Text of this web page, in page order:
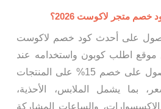
خصم متجر لاكوست 2026؟
على أحدث كود خصم لاكوست
موقع اطلب كوبون واستخدامه عند
الدفع للحصول على خصم 15% على المنتجات
بما يشمل الملابس، الأحذية،
الإكسسوارات، والساعات المشاركة